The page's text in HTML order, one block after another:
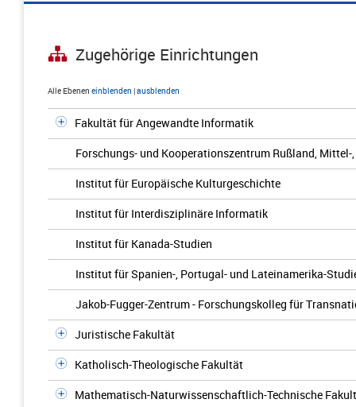
Zugehörige Einrichtungen
Alle Ebenen einblenden |ausblenden
Fakultät für Angewandte Informatik
Forschungs- und Kooperationszentrum Rußland,
Institut für Europäische Kulturgeschichte
Institut für Interdisziplinäre Informatik
Institut für Kanada-Studien
Institut für Spanien-, Portugal- und Lateinamerika-
Jakob-Fugger-Zentrum - Forschungskolleg für
Juristische Fakultät
Katholisch-Theologische Fakultät
Mathematisch-Naturwissenschaftlich-Technische